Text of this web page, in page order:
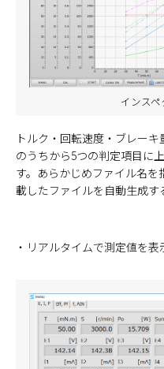
インス
トルク・回転速度・ブレー
のうちから5つの判定項目に
す。あらかじめファイル名
載したファイルを自動生成す
リアルタイムで測定値を